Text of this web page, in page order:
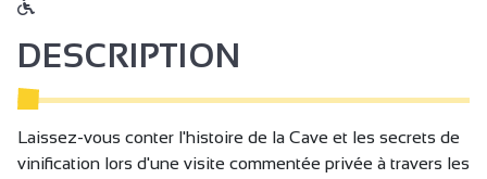
DESCRIPTION
Laissez-vous conter l'histoire de la Cave et les secrets de
vinification lors d'une visite commentée privée à travers les